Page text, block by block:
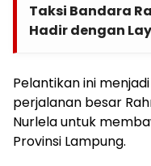
Taksi Bandara
Hadir dengan
Pelantikan ini
perjalanan besar
Nurlela untuk
Provinsi Lampung.